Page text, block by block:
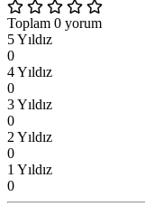
Toplam 0 yorum
5 Yıldız
0
4 Yıldız
0
3 Yıldız
0
2 Yıldız
0
1 Yıldız
0